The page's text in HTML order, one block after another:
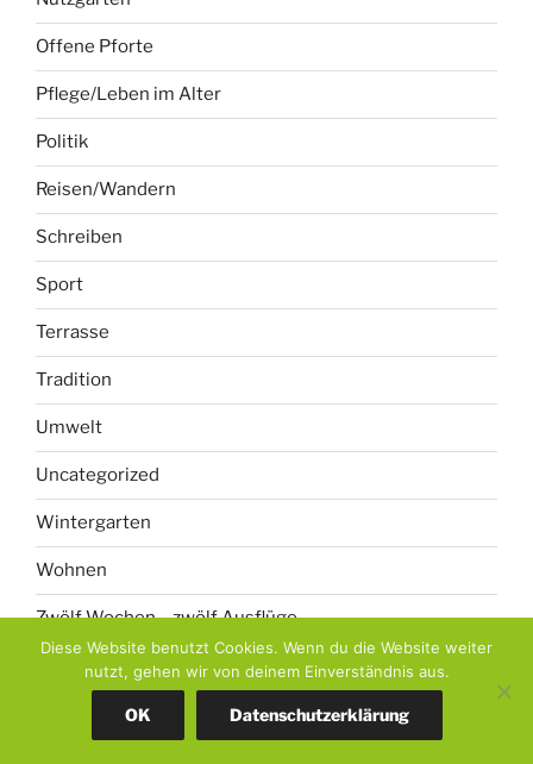
Pflege/Leben im Alter
Politik
Reisen/Wandern
Schreiben
Sport
Terrasse
Tradition
Umwelt
Uncategorized
Wintergarten
Wohnen
Zwölf Wochen – zwölf Ausflüge
Diese Website benutzt Cookies. Wenn du die Website weiter
nutzt, gehen wir von deinem Einverständnis aus.
OK Datenschutzerklärung